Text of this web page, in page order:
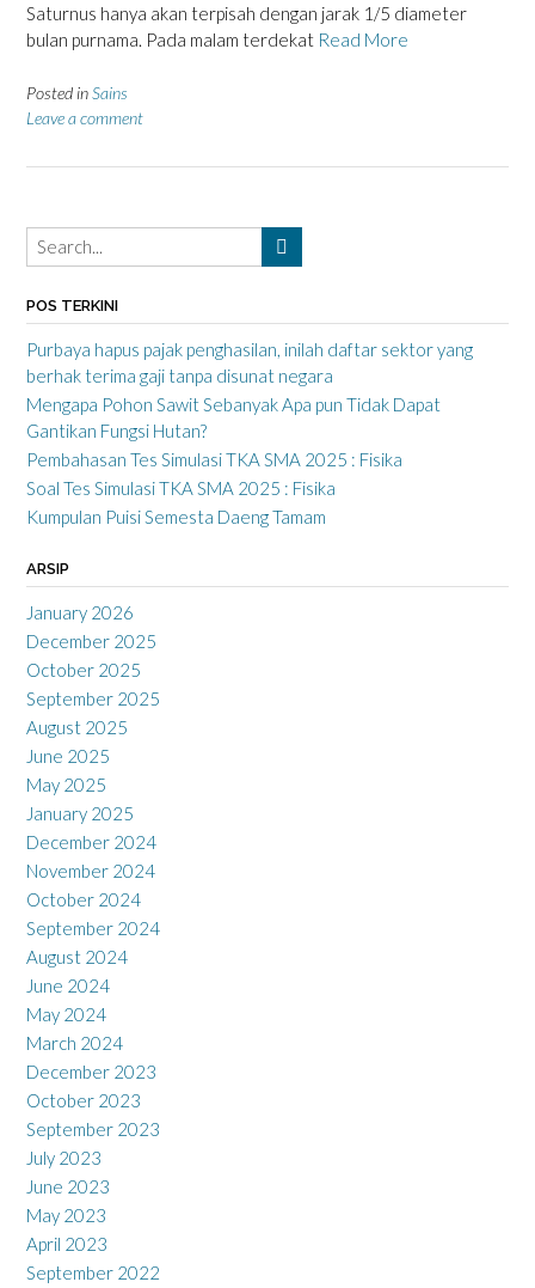
Saturnus hanya akan terpisah dengan jarak 1/5 diameter
bulan purnama. Pada malam terdekat Read More
Posted inSains
Leave a comment
POS TERKINI
Purbaya hapus pajak penghasilan, inilah daftar sektor yang
berhak terima gaji tanpa disunat negara
Mengapa Pohon Sawit Sebanyak Apa pun Tidak Dapat
Gantikan Fungsi Hutan?
Pembahasan Tes Simulasi TKA SMA 2025 : Fisika
Soal Tes Simulasi TKA SMA 2025 : Fisika
Kumpulan Puisi Semesta Daeng Tamam
ARSIP
January 2026
December 2025
October 2025
September 2025
August 2025
June 2025
May 2025
January 2025
December 2024
November 2024
October 2024
September 2024
August 2024
June 2024
May 2024
March 2024
December 2023
October 2023
September 2023
July 2023
June 2023
May 2023
April 2023
September 2022